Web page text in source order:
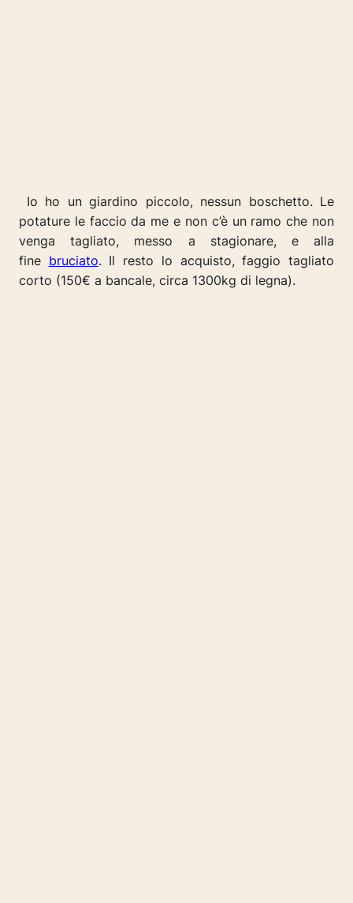
Io ho un giardino piccolo, nessun boschetto. Le
potature le faccio da me e non c’è un ramo che non
venga tagliato, messo a stagionare, e alla
fine bruciato. Il resto lo acquisto, faggio tagliato
corto (150€ a bancale, circa 1300kg di legna).